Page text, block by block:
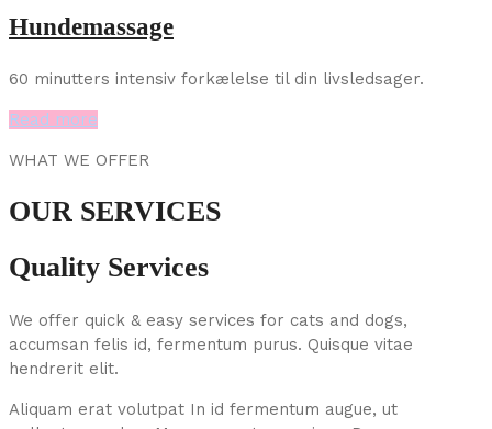
Hundemassage
60 minutters intensiv forkælelse til din livsledsager.
Read more
WHAT WE OFFER
OUR SERVICES
Quality Services
We offer quick & easy services for cats and dogs,
accumsan felis id, fermentum purus. Quisque vitae
hendrerit elit.
Aliquam erat volutpat In id fermentum augue, ut